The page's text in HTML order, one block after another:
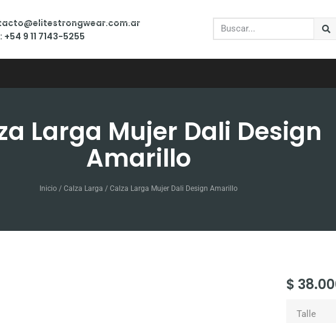
9 11 7143-5255
Larga Mujer Dali Design
Amarillo
Inicio/ Calza Larga / Calza Larga Mujer Dali Design Amarillo
$
Talle